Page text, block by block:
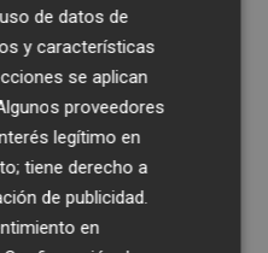
de ambos
sostener que quien
quedar al
el
alcalde,
de datos de
y características
se aplican
proveedores
legítimo en
tiene derecho a
de publicidad.
en